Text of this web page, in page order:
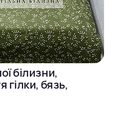
білизни,
гілки, бязь,